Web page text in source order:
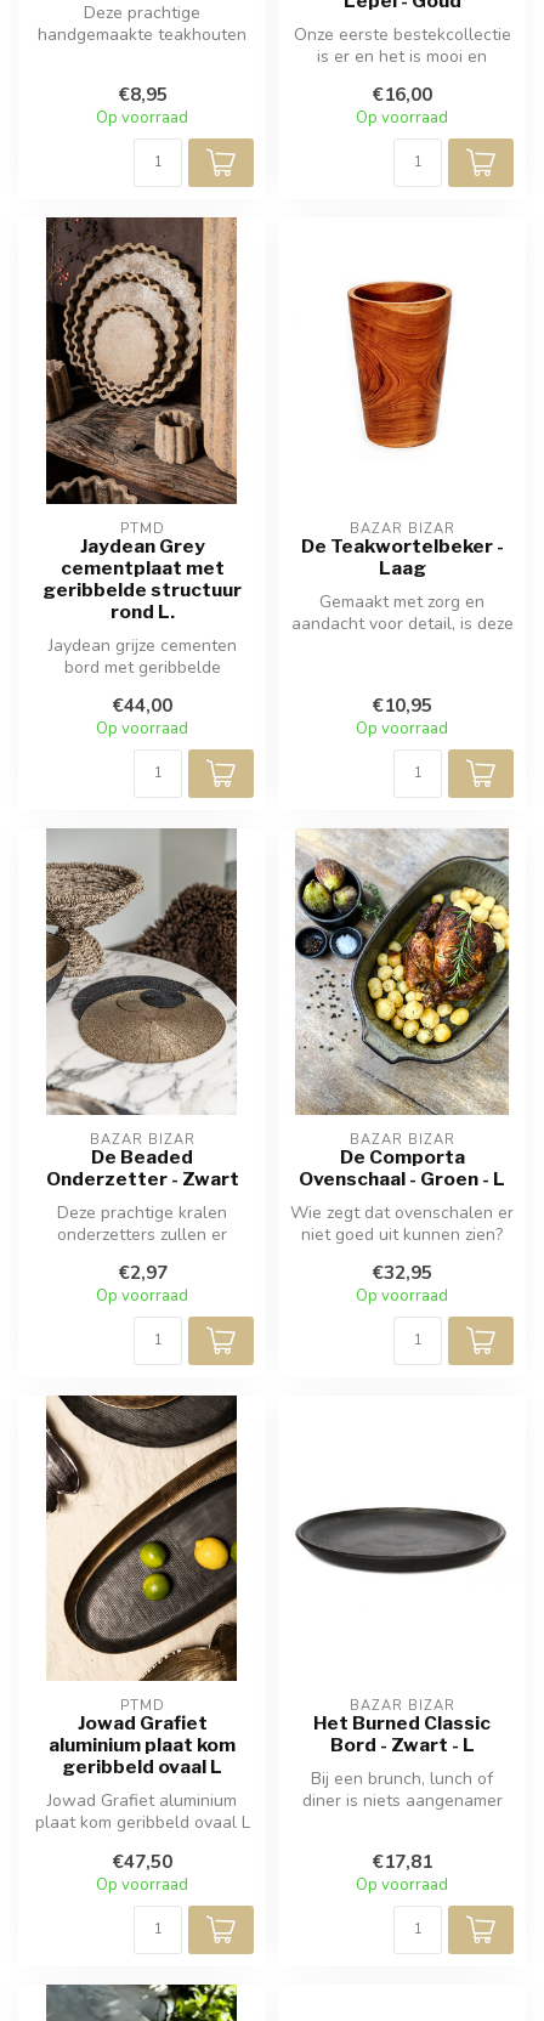
Deze prachtige
handgemaakte teakhouten
€8,95
Op voorraad
Onze eerste bestekcollectie
is er en het is mooi en
lep...
€16,00
Op voorraad
PTMD
Jaydean Grey
cementplaat met
geribbelde structuur
rond L.
Jaydean grijze cementen
bord met geribbelde
€44,00
Op voorraad
BAZAR BIZAR
De Teakwortelbeker -
Laag
Gemaakt met zorg en
aandacht voor detail, is deze
€10,95
Op voorraad
BAZAR BIZAR
De Beaded
Onderzetter - Zwart
Deze prachtige kralen
onderzetters zullen er
onderdeel van ...
€2,97
Op voorraad
BAZAR BIZAR
De Comporta
Ovenschaal - Groen - L
Wie zegt dat ovenschalen er
niet goed uit kunnen zien?
€32,95
Op voorraad
PTMD
Jowad Grafiet
aluminium plaat kom
geribbeld ovaal L
Jowad Grafiet aluminium
plaat kom geribbeld ovaal L
€47,50
Op voorraad
BAZAR BIZAR
Het Burned Classic
Bord - Zwart - L
Bij een brunch, lunch of
diner is niets aangenamer
€17,81
Op voorraad